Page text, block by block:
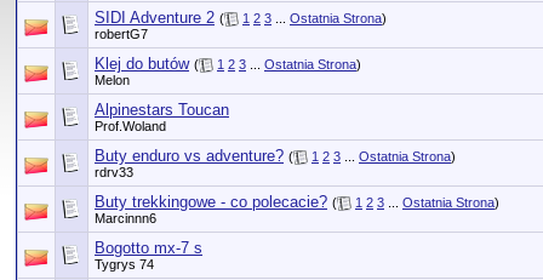
SIDI Adventure 2 ( 1 2 3 Ostatnia Strona)
robertG7
Klej do butów ( 1 2 3 Ostatnia Strona)
Melon
Alpinestars Toucan
Prof.Woland
Buty enduro vs adventure? ( 1 2 3 Ostatnia Strona)
rdrv33
Buty trekkingowe - co polecacie? ( 1 2 3 Ostatnia Strona)
Marcinnn6
Bogotto mx-7 s
Tygrys 74